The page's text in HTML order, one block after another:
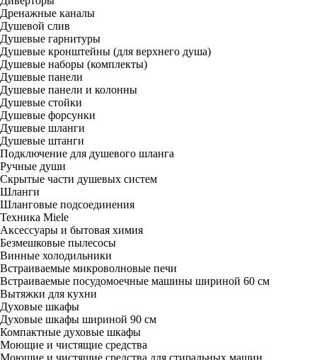
Дренажные каналы
Душевой слив
Душевые гарнитуры
Душевые кронштейны (для верхнего душа)
Душевые наборы (комплекты)
Душевые панели
Душевые панели и колонны
Душевые стойки
Душевые форсунки
Душевые шланги
Душевые штанги
Подключение для душевого шланга
Ручные души
Скрытые части душевых систем
Шланги
Шланговые подсоединения
Техника Miele
Аксессуары и бытовая химия
Безмешковые пылесосы
Винные холодильники
Встраиваемые микроволновые печи
Встраиваемые посудомоечные машины шириной 60 см
Вытяжки для кухни
Духовые шкафы
Духовые шкафы шириной 90 см
Компактные духовые шкафы
Моющие и чистящие средства
Моющие и чистящие средства для стиральных машин